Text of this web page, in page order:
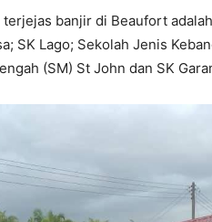
banjir di Beaufort
SK Lago; Sekolah Jenis
(SM) St John dan SK